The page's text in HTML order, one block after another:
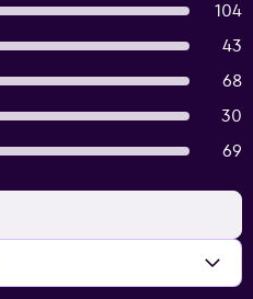
104
43
68
30
69